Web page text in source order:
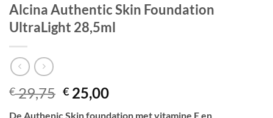
Alcina Authentic Skin Foundation
UltraLight 28,5ml
€29,75 Oorspronkelijke
prijs
€ 25,00Huidige
De Authenic Skin foundation met vitamine E en